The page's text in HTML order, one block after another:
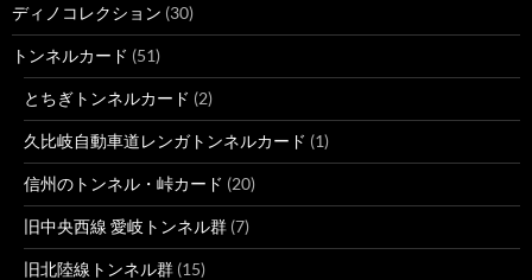
ディノコレクション (30)
トンネルカード (51)
とちぎトンネルカード (2)
久比岐自動車道レンガトンネルカード (1)
信州のトンネル・峠カード (20)
旧中央西線 愛岐トンネル群 (7)
旧北陸線トンネル群 (15)